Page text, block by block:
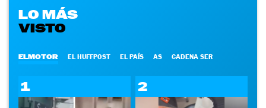
LO MÁS
VISTO
ELMOTOR EL HUFFPOST EL PAÍS AS CADENA SER
1 2